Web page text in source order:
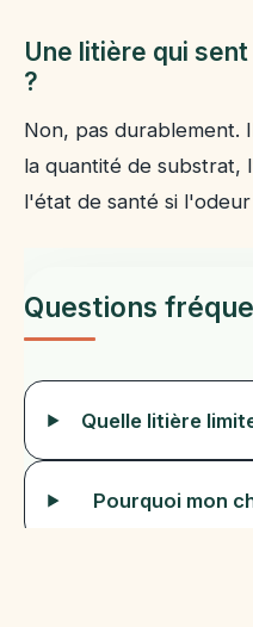
Une litière qui
?
Non, pas durablement.
la quantité de substrat,
l'état de santé si
Questions
Quelle litière
Pourquoi mon